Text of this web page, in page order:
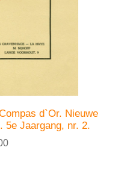
d`Or. Nieuwe
5e Jaargang, nr. 2.